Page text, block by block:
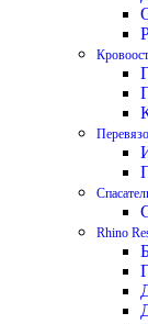
Rhino